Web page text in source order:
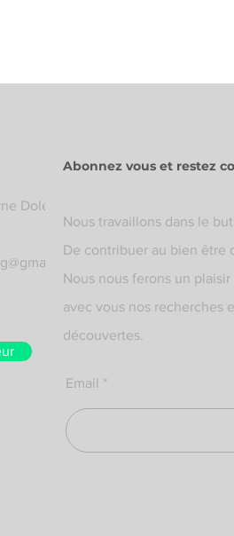
Dolé
Abonnez vous et restez
Nous travaillons dans le
De contribuer au bien être
Nous nous ferons un
avec vous nos recherches
découvertes.
Email